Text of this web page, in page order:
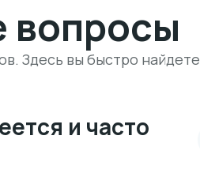
вопросы
Здесь вы быстро найдете
и часто